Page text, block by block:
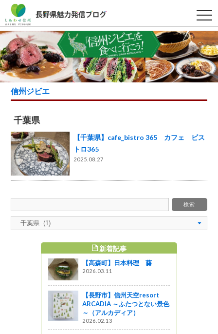
t
o
g
g
l
e
n
a
v
i
t
信州ジビエ
千葉県
【千葉県】cafe_bistro 365 カフェ ビス
トロ365
2025.08.27
新着記事
【高森町】日本料理 葵
2026.03.11
【長野市】信州天空resort
ARCADIA ～ふたつとない景色
～（アルカディア）
2026.02.13